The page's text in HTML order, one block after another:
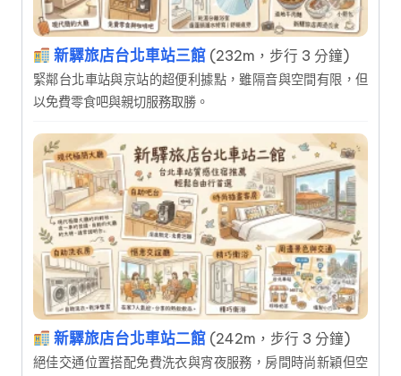
新驛旅店台北車站三館 (232m，步行 3 分鐘)
緊鄰台北車站與京站的超便利據點，雖隔音與空間有限，但
以免費零食吧與親切服務取勝。
新驛旅店台北車站二館 (242m，步行 3 分鐘)
絕佳交通位置搭配免費洗衣與宵夜服務，房間時尚新穎但空